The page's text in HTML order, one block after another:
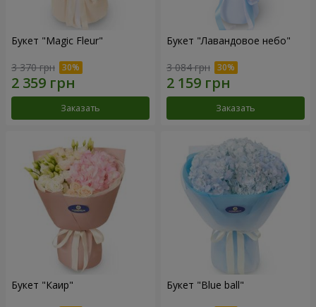
Букет "Magic Fleur"
3 370 грн
Заказать
Букет "Лавандовое небо"
3 084 грн
Заказать
Букет "Каир" Букет "Blue ball"